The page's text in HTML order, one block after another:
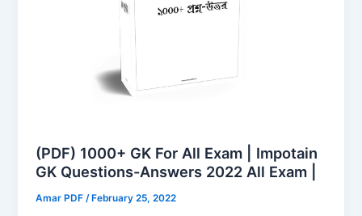
(PDF) 1000+ GK For All Exam | Impotain
GK Questions-Answers 2022 All Exam |
Amar PDF/February 25, 2022